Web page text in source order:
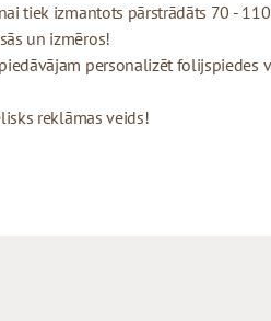
tiek izmantots pārstrādāts 70 -
un izmēros!
personalizēt folijspiedes
reklāmas veids!